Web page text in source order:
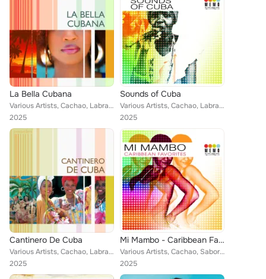
La Bella Cubana
Various Artists, Cachao, Labrada, Sabor De Cuba, Cvarteto Diapasón, Roberto Hernández Caballero, Emilio Ernesto Sánchez Rubio, Q...
2025
Sounds of Cuba
Various Artists, Cachao, Labrada, Sabor De Cuba, Cvarteto Diapasón, Roberto Hernández Caballero, Emilio Ernesto Sánchez Rubio, К...
2025
Cantinero De Cuba
Various Artists, Cachao, Labrada, Sabor De Cuba, Cvarteto Diapasón, Roberto Hernández Caballero, Emilio Ernesto Sánchez Rubio, Q...
2025
Mi Mambo - Caribbean Favorites
Various Artists, Cachao, Sabor De Cuba, Labrada, Cvarteto Diapasón, Roberto Hernández Caballero, Emilio Ernesto Sánchez Rubio, К...
2025